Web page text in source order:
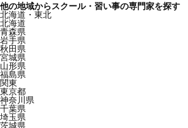
他の地域からスクール・習い事の専門家を探す
北海道・東北
北海道
青森県
岩手県
秋田県
宮城県
山形県
福島県
関東
東京都
神奈川県
千葉県
埼玉県
茨城県